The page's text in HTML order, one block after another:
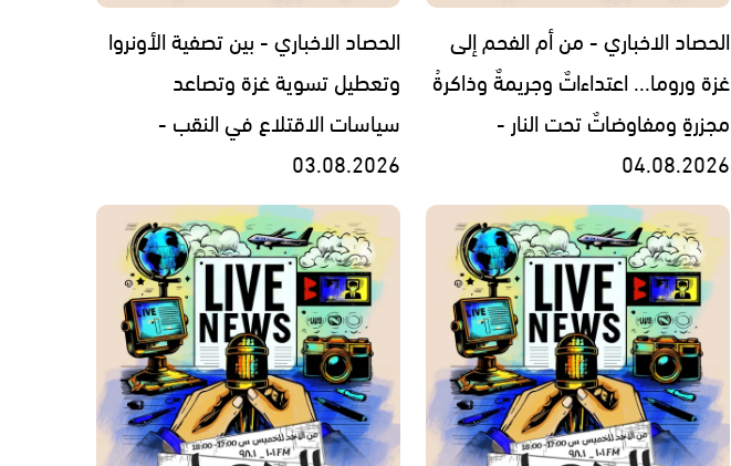
الحصاد الاخباري - من أم الفحم إلى
غزة وروما... اعتداءاتٌ وجريمةٌ وذاكرةُ
مجزرةٍ ومفاوضاتٌ تحت النار -
04.08.2026
الحصاد الاخباري - بين تصفية الأونروا
وتعطيل تسوية غزة وتصاعد
سياسات الاقتلاع في النقب -
03.08.2026